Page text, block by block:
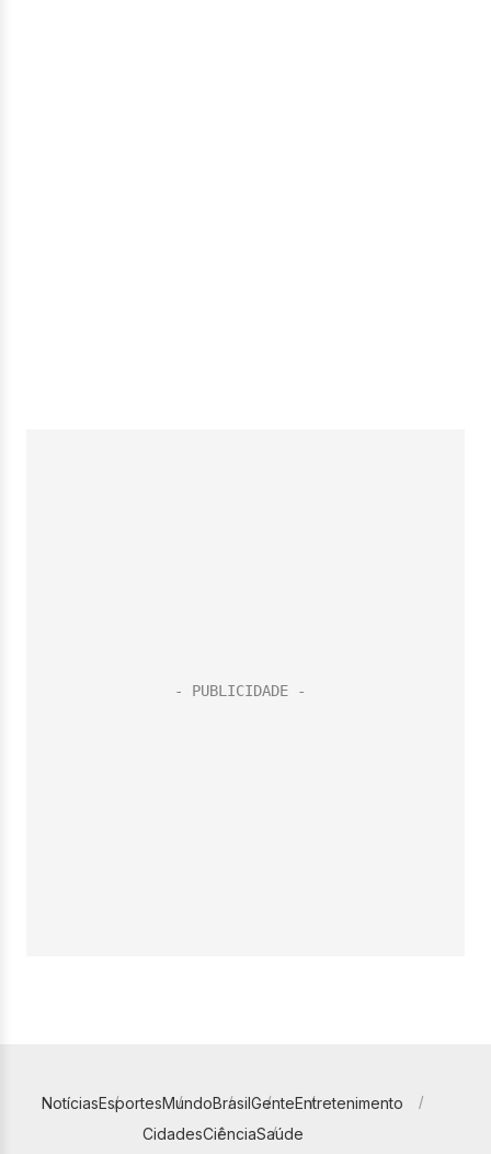
NotíciasEsportesMundoBrasilGenteEntretenimento
CidadesCiênciaSaúde